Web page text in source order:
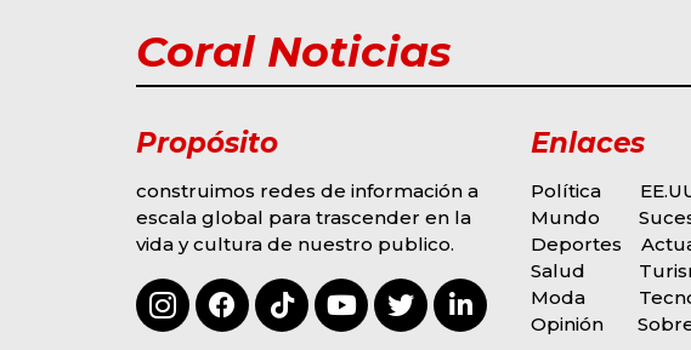
Coral Noticias
Propósito
construimos redes de información a
escala global para trascender en la
vida y cultura de nuestro publico.
Enlaces
Política
Mundo
Deportes
Salud
Moda
Opinión
MODA Y EVENTOS
OMAR COLINA
DERROCHA TALENTO
EN “SOY LA VOZ USA”
3
MODA Y EVENTOS
Gigi Borrelli
Su Nueva
Musical, Una
Fusión De